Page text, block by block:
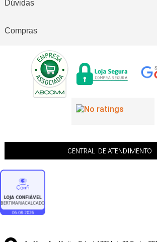
Dúvidas
Compras
CENTRAL DE ATENDIMENTO